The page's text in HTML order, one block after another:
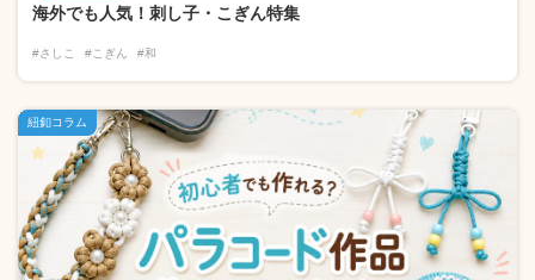
海外でも人気！刺し子・こぎん特集
#さしこ #こぎん #和
紐釦コラム